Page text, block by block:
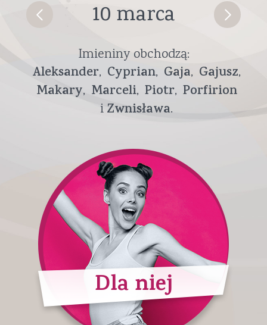
10 marca
Imieniny obchodzą:
Aleksander Cyprian Gaja Gajusz
Makary Marceli Piotr Porfirion
Zwnisława
Dla niej